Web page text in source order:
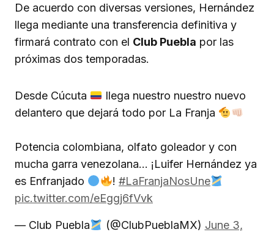
De acuerdo con diversas versiones, Hernández
llega mediante una transferencia definitiva y
firmará contrato con el Club Puebla por las
próximas dos temporadas.
Desde Cúcuta
llega nuestro nuestro nuevo
delantero que dejará todo por La Franja
Potencia colombiana, olfato goleador y con
mucha garra venezolana… ¡Luifer Hernández ya
es Enfranjado
! #LaFranjaNosUne
pic.twitter.com/eEggj6fVvk
— Club Puebla (@ClubPueblaMX) June 3,